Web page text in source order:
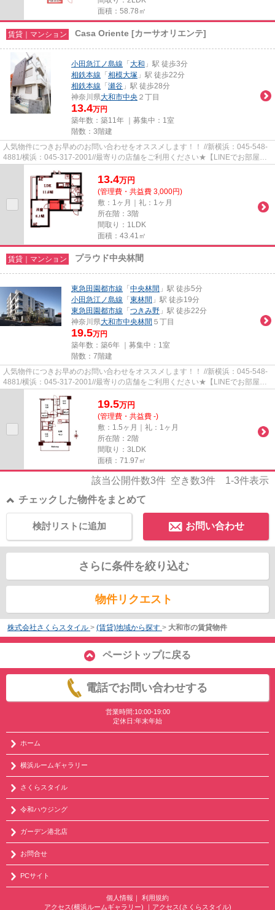
面積：58.78㎡
賃貸｜マンション Casa Oriente [カーサオリエンテ]
小田急江ノ島線 「 大和 」駅 徒歩3分
相鉄本線 「 相模大塚 」駅 徒歩22分
相鉄本線 「 瀬谷 」駅 徒歩28分
神奈川県大和市中央 ２丁目
13.4万円
築年数：築11年 ｜募集中： 1室
階数：3階建
人気物件につきお早めのお問い合わせをオススメします！！ //新横浜：045-548-
4881/横浜：045-317-2001//最寄りの店舗をご利用ください★【LINEでお部屋探
13.4万円
(管理費・共益費 3,000円)
敷：1ヶ月｜礼：1ヶ月
所在階：3階
間取り：1LDK
面積：43.41㎡
賃貸｜マンション プラウド中央林間
東急田園都市線 「 中央林間 」駅 徒歩5分
小田急江ノ島線 「 東林間 」駅 徒歩19分
東急田園都市線 「 つきみ野 」駅 徒歩22分
神奈川県大和市中央林間 ５丁目
19.5万円
築年数：築6年 ｜募集中： 1室
階数：7階建
人気物件につきお早めのお問い合わせをオススメします！！ //新横浜：045-548-
4881/横浜：045-317-2001//最寄りの店舗をご利用ください★【LINEでお部屋探
19.5万円
(管理費・共益費 -)
敷：1.5ヶ月｜礼：1ヶ月
所在階：2階
間取り：3LDK
面積：71.97㎡
該当公開件数3件 空き数3件 1-3件表示
チェックした物件をまとめて
お問い合わせ
検討リストに追加
さらに条件を絞り込む
物件リクエスト
株式会社さくらスタイル > (賃貸)地域から探す > 大和市の賃貸物件
ページトップに戻る
電話でお問い合わせする
営業時間:10:00-19:00
定休日:年末年始
ホーム
横浜ルームギャラリー
さくらスタイル
令和ハウジング
ガーデン港北店
お問合せ
PCサイト
個人情報 ｜ 利用規約
アクセス(横浜ルームギャラリー) ｜ アクセス(さくらスタイル)